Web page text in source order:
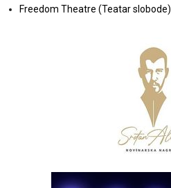
Freedom Theatre (Teatar slobode)